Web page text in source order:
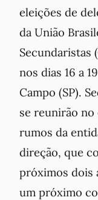
eleições de
da União
Secundaristas
nos dias 16 a
Campo (SP).
se reunirão
rumos da
direção, que
próximos dois
um próximo